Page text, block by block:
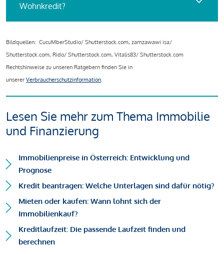
Wohnkredit?
Bildquellen: CucuMberStudio/ Shutterstock.com, zamzawawi isa/
Shutterstock.com, Rido/ Shutterstock.com, Vitalis83/ Shutterstock.com
Rechtshinweise zu unseren Ratgebern finden Sie in
unserer Verbraucherschutzinformation.
Lesen Sie mehr zum Thema Immobilie
und Finanzierung
Immobilienpreise in Österreich: Entwicklung und
Prognose
Kredit beantragen: Welche Unterlagen sind dafür nötig?
Mieten oder kaufen: Wann lohnt sich der
Immobilienkauf?
Kreditlaufzeit: Die passende Laufzeit finden und
berechnen